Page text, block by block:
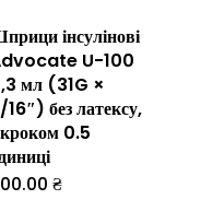
інсулінові
U-100
мл (31G ×
без латексу,
0.5
₴